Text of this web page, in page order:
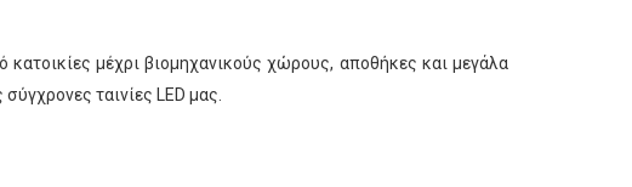
μέχρι βιομηχανικούς χώρους, αποθήκες και μεγάλα
ταινίες LED μας.